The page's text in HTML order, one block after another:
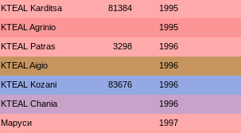
KTEAL Karditsa 81384 1995
KTEAL Agrinio 1995
KTEAL Patras 3298 1996
KTEAL Aigio 1996
KTEAL Kozani 83676 1996
KTEAL Chania 1996
Маруси 1997